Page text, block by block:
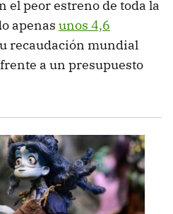
el peor estreno de toda la
apenas unos 4,6
recaudación mundial
a un presupuesto